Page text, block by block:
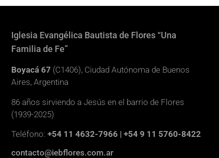
Iglesia Evangélica Bautista de Flores “Una
Familia de Fe”
Boyacá 67 (C1406), Ciudad Autónoma de Buenos
Aires, Argentina
86 años sirviendo a Jesús en el barrio de Flores
(1939-2025)
Teléfono:+54 11 4632-7966 | +54 9 11 5760-8422
contacto@iebflores.com.ar